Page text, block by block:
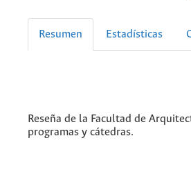
Resumen Estadísticas
Reseña de la Facultad de
programas y cátedras.